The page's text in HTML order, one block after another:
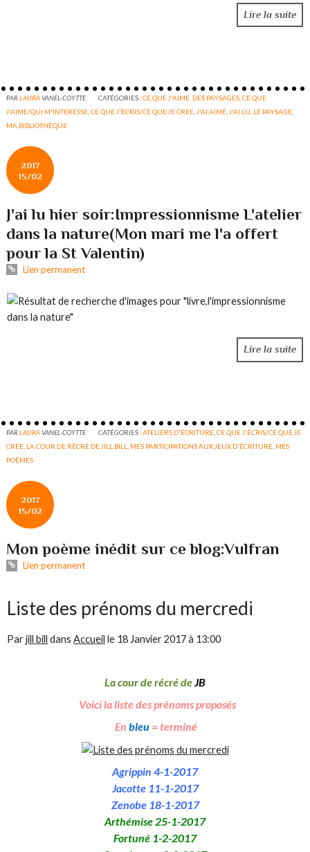
Lire la suite
PARLAURAVANEL-COYTTE CATÉGORIES :CE QUE J'AIME. DES PAYSAGES ,CE QUE
J'AIME/QUI M'INTERESSE ,CE QUE J'ECRIS/CE QUE JE CREE J'AI AIMÉ J'AI LU LE PAYSAGE
MA BIBLIOTHÈQUE
2017
15/02
J'ai lu hier soir:Impressionnisme L'atelier
dans la nature(Mon mari me l'a offert
pour la St Valentin)
Lien permanent
Lire la suite
PARLAURAVANEL-COYTTE CATÉGORIES :ATELIERS D'ÉCRITURE ,CE QUE J'ECRIS/CE QUE JE
CREE LA COUR DE RÉCRÉ DE JILL BILL MES PARTICIPATIONS AUX JEUX D'ÉCRITURE MES
POÈMES
2017
15/02
Mon poème inédit sur ce blog:Vulfran
Lien permanent
Liste des prénoms du mercredi
Parjill bill dansAccueil le 18 Janvier 2017 à 13:00
La cour de récré de JB
Voici la liste des prénoms proposés
En bleu = terminé
Agrippin 4-1-2017
Jacotte 11-1-2017
Zenobe 18-1-2017
Arthémise 25-1-2017
Fortuné 1-2-2017